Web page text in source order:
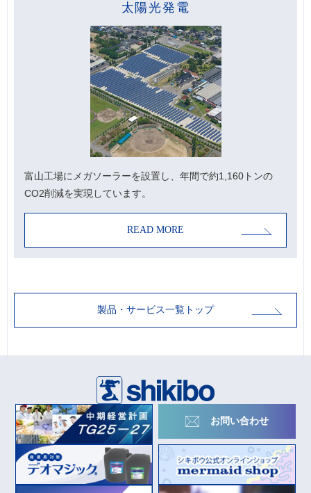
太陽光発電
富山工場にメガソーラーを設置し、年間で約1,160トンの
CO2削減を実現しています。
READ MORE
製品・サービス一覧トップ
お問い合わせ